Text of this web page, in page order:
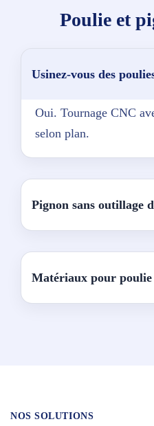
Poulie et
Usinez-vous des
Oui. Tournage CNC
selon plan.
Pignon sans outillage
Matériaux pour poulie
NOS SOLUTIONS